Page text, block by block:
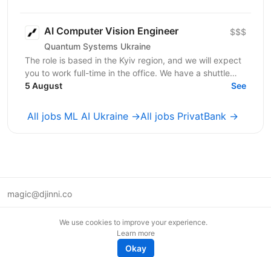
AI Computer Vision Engineer
Quantum Systems Ukraine
$$$
The role is based in the Kyiv region, and we will expect
you to work full-time in the office. We have a shuttle
service from the nearest metro station. ...
5 August See
All jobs ML AI Ukraine →All jobs PrivatBank →
magic@djinni.co
We use cookies to improve your experience.
Learn more
Okay